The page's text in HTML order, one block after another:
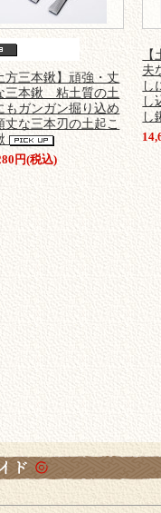
方三本鍬】頑強・丈
三本鍬 粘土質の土
もガンガン掘り込め
丈な三本刃の土起こ
円(税込)
夫
し
し
し